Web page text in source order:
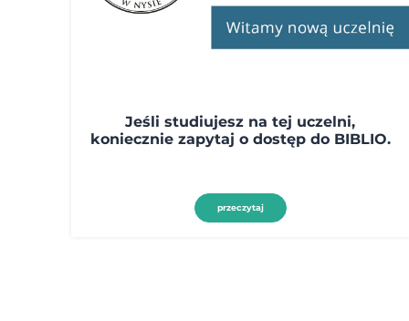
Jeśli studiujesz na tej uczelni,
koniecznie zapytaj o dostęp do BIBLIO.
przeczytaj